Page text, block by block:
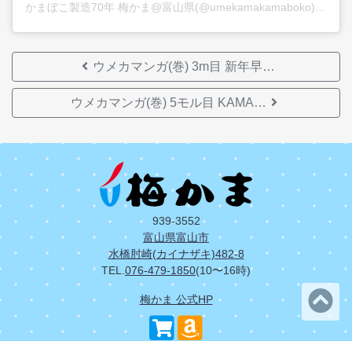
ウメカマンガ(巻) 3m目 新年早…
ウメカマンガ(巻) 5モル目 KAMA…
939-3552
富山県富山市
水橋肘崎(カイナザキ)482-8
TEL.076-479-1850(10〜16時)
梅かま 公式HP